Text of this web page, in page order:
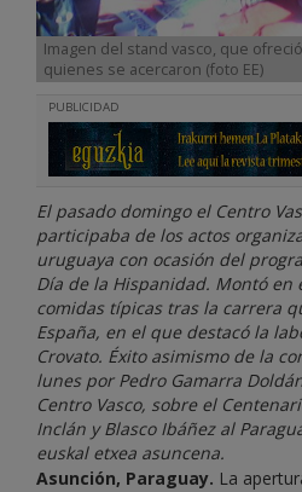
Imagen del stand vasco, que
quienes se acercaron (foto EE)
PUBLICIDAD
El pasado domingo el Centro
participaba de los actos
uruguaya con ocasión del
Día de la Hispanidad. Montó en
comidas típicas tras la carrera
España, en el que destacó la
Crovato. Éxito asimismo de la
lunes por Pedro Gamarra
Centro Vasco, sobre el
Inclán y Blasco Ibáñez al
euskal etxea asuncena.
Asunción, Paraguay. La